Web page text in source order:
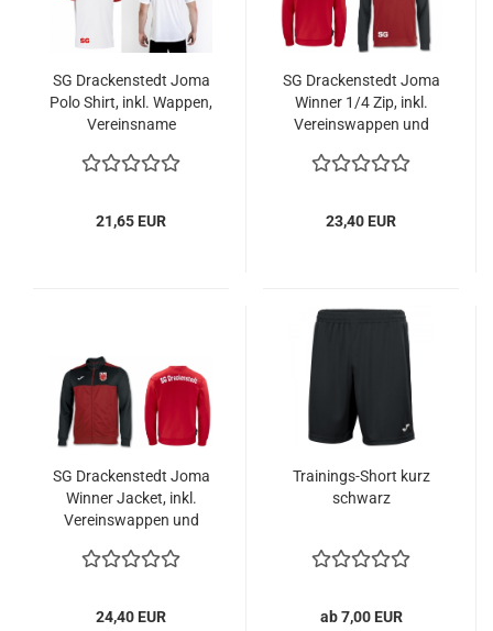
SG Drackenstedt Joma
Polo Shirt, inkl. Wappen,
Vereinsname
21,65 EUR
SG Drackenstedt Joma
Winner 1/4 Zip, inkl.
Vereinswappen und
23,40 EUR
SG Drackenstedt Joma
Winner Jacket, inkl.
Vereinswappen und
24,40 EUR
Trainings-Short kurz
schwarz
ab 7,00 EUR